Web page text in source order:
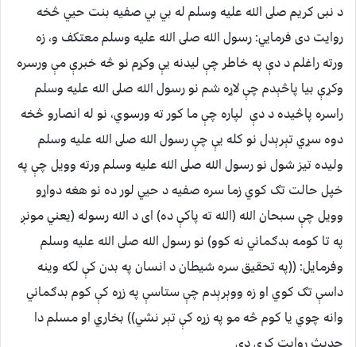
د نبى کريم صلى الله عليه وسلم له بي بي صفيه بنت حيي څخه
روايت دى فرمايي: رسول الله صلى الله عليه وسلم معتکف و، زه
ورته راغلم د دې په خاطر چې ليدنه يې وکړم نو څه خبرې مې ورسره
وکړې بيا پاڅېدم چې لاړه شم نو رسول الله صلى الله عليه وسلم
راسره پاڅيده د دې لپاره چې ما کور ته ورسوي، نو له انصارو څخه
دوه سړي تېرېدل نو کله يې چې رسول الله صلى الله عليه وسلم
وليده تيز شول نو رسول الله صلى الله عليه وسلم ورته وويل چې په
خپل حالت تګ کوي زما سره صفيه د حيي لور ده نو هغه دواړو
وويل چې سبحان الله (الله ته پاکې ده) اى د الله رسوله (يعني مونږ
په تا کومه بدګماني نه کوو) نو رسول الله صلى الله عليه وسلم
وفرمايل: ((په تحقيق سره شيطان د انسان په بدن کې لکه وينه
داسې تګ کوي او زه ووېرېدم چې ستاسې په زړه کې کوم بدګماني
وانه چوي يا کوم څه مو په زړه کې تېر نشي)) بخاري او مسلم دا
حديث روايت کړي دي